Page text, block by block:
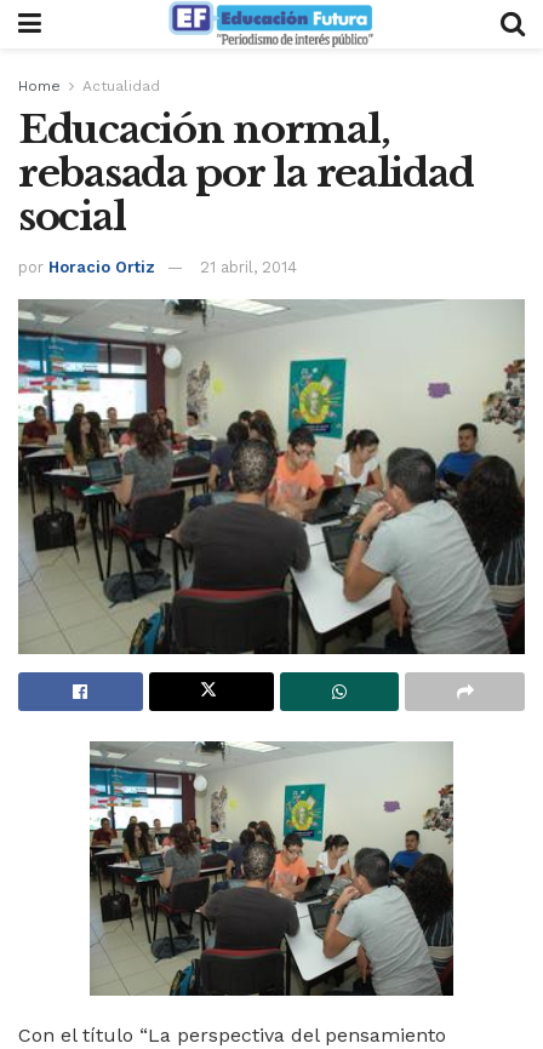
Home Actualidad
Educación normal,
rebasada por la realidad
social
por Horacio Ortiz 21 abril, 2014
Con el título “La perspectiva del pensamiento